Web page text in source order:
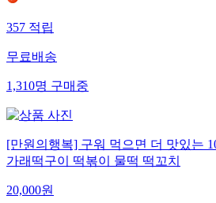
357 적립
무료배송
1,310명 구매중
[만원의행복] 구워 먹으면 더 맛있는
가래떡구이 떡볶이 물떡 떡꼬치
20,000원